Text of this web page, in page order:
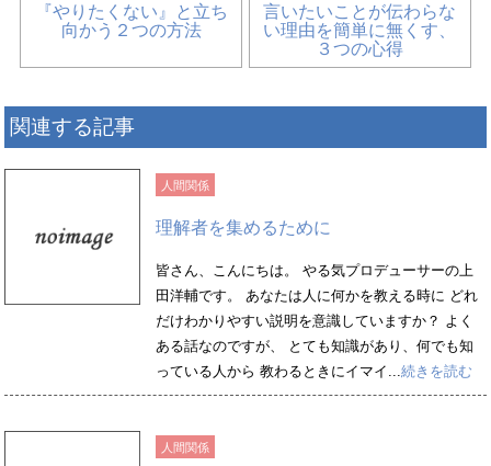
『やりたくない』と立ち
向かう２つの方法
言いたいことが伝わらな
い理由を簡単に無くす、
３つの心得
関連する記事
人間関係
理解者を集めるために
皆さん、こんにちは。 やる気プロデューサーの上
田洋輔です。 あなたは人に何かを教える時に どれ
だけわかりやすい説明を意識していますか？ よく
ある話なのですが、 とても知識があり、何でも知
っている人から 教わるときにイマイ...続きを読む
人間関係